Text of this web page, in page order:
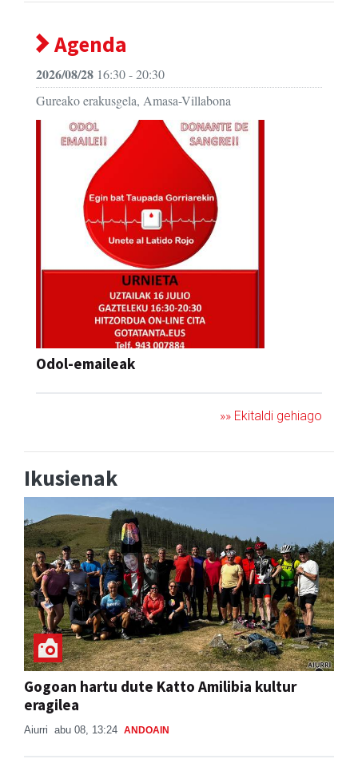
Agenda
2026/08/28 16:30 - 20:30
Gureako erakusgela, Amasa-Villabona
Odol-emaileak
»» Ekitaldi gehiago
Ikusienak
Gogoan hartu dute Katto Amilibia kultur
eragilea
Aiurri abu 08, 13:24 ANDOAIN